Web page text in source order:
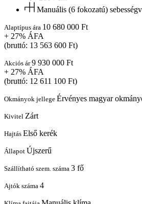
Manuális (6 fokozatú)
Alaptípus ára 10 680 000 Ft
+ 27% ÁFA
(bruttó: 13 563 600 Ft)
Akciós ár9 930 000 Ft
+ 27% ÁFA
(bruttó: 12 611 100 Ft)
Okmányok jellege Érvényes magyar
Kivitel Zárt
Hajtás Első kerék
Állapot Újszerű
Szállítható szem. száma 3 fő
Ajtók száma 4